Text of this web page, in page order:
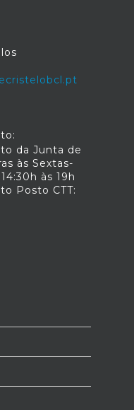
da Junta de
às Sextas-
às 19h
Posto CTT: